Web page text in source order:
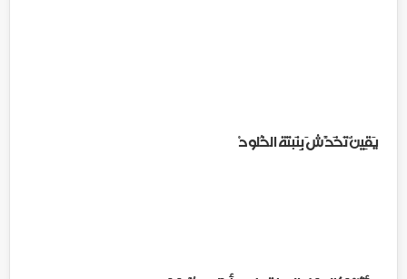
يَقِينٌ تَخَدَّشَ بِنَبتَة الخُلودْ